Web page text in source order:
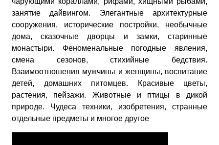
занятие дайвингом. Элегантные архитектурные
сооружения, исторические постройки, необычные
дома, сказочные дворцы и замки, старинные
монастыри. Феноменальные погодные явления,
смена сезонов, стихийные бедствия.
Взаимоотношения мужчины и женщины, воспитание
детей, домашних питомцев. Красивые цветы,
растения, пейзажи. Животные и птицы в дикой
природе. Чудеса техники, изобретения, странные
отдельные предметы и многое другое